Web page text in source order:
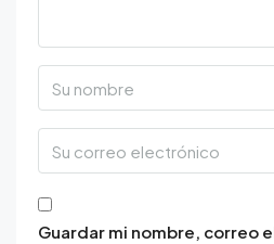
Guardar mi nombre, correo